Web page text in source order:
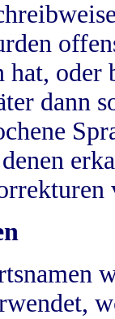
hat, oder
dann